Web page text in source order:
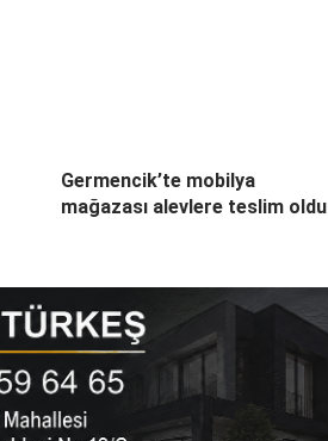
Germencik’te mobilya
mağazası alevlere teslim oldu